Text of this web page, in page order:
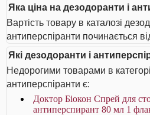
Яка ціна на дезодоранти і
Вартість товару в каталозі
антиперспіранти починається
Які дезодоранти і
Недорогими товарами в
антиперспіранти є:
Доктор Біокон Спрей для
антиперспирант 80 мл 1